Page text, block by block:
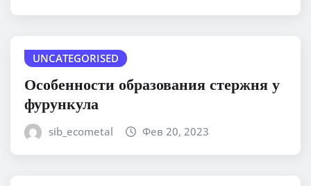
UNCATEGORISED
Особенности образования стержня у
фурункула
sib_ecometal Фев 20, 2023